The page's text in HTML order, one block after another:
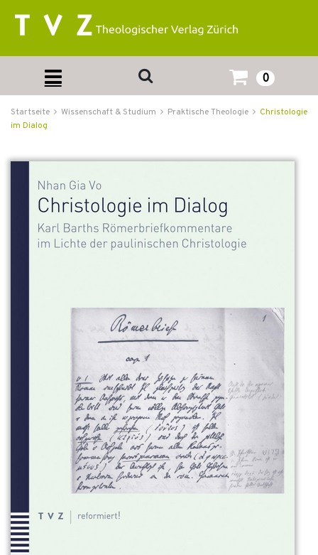
0
Startseite Wissenschaft & Studium Praktische Theologie
Christologie
im Dialog